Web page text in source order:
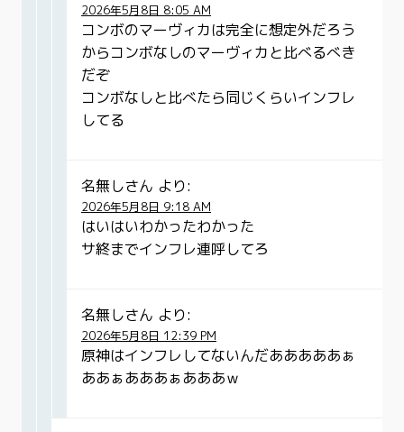
2026年5月8日 8:05 AM
コンボのマーヴィカは完全に想定外だろう
からコンボなしのマーヴィカと比べるべき
だぞ
コンボなしと比べたら同じくらいインフレ
してる
名無しさん より:
2026年5月8日 9:18 AM
はいはいわかったわかった
サ終までインフレ連呼してろ
名無しさん より:
2026年5月8日 12:39 PM
原神はインフレしてないんだあああああぁ
ああぁあああぁあああｗ